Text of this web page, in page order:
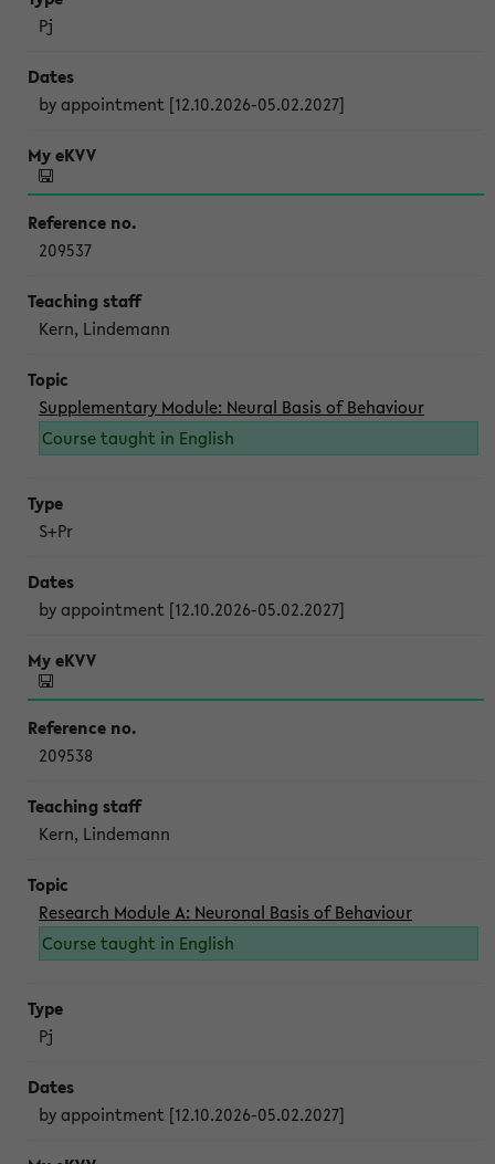
Pj
by appointment [12.10.2026-05.02.2027]
209537
Kern, Lindemann
Supplementary Module: Neural Basis of Behaviour
Course taught in English
S+Pr
by appointment [12.10.2026-05.02.2027]
209538
Kern, Lindemann
Research Module A: Neuronal Basis of Behaviour
Course taught in English
Pj
by appointment [12.10.2026-05.02.2027]